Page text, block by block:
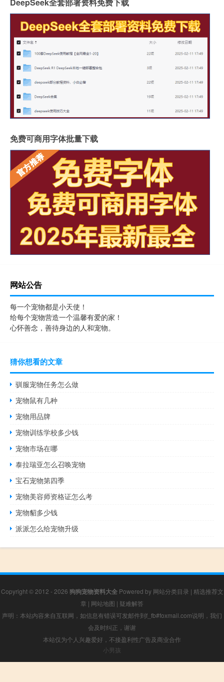
免费可商用字体批量下载
网站公告
每一个宠物都是小天使！
给每个宠物营造一个温馨有爱的家！
心怀善念，善待身边的人和宠物。
猜你想看的文章
驯服宠物任务怎么做
宠物鼠有几种
宠物用品牌
宠物训练学校多少钱
宠物市场在哪
泰拉瑞亚怎么召唤宠物
宝石宠物第四季
宠物美容师资格证怎么考
宠物貂多少钱
派派怎么给宠物升级
Copyright © 2012 - 2026 狗狗宠物资料大全Powered by 网站分类目录 | 精选推荐文
章 | 网站地图 | 疑难解答
声明：本站内容来自互联网，如信息有错误可发邮件到f_fb#foxmail.com说明，我们
会及时纠正，谢谢
本站仅为个人兴趣爱好，不接盈利性广告及商业合作
小男孩